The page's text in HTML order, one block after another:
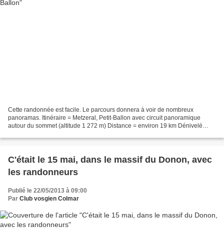
Cette randonnée est facile. Le parcours donnera à voir de nombreux
panoramas. Itinéraire = Metzeral, Petit-Ballon avec circuit panoramique
autour du sommet (altitude 1 272 m) Distance = environ 19 km Dénivelé
C'était le 15 mai, dans le massif du Donon, avec
les randonneurs
Publié le 22/05/2013 à 09:00
Par Club vosgien Colmar